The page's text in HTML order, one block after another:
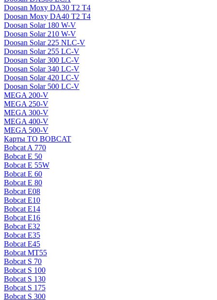
Doosan Moxy DA30 T2 T4
Doosan Moxy DA40 T2 T4
Doosan Solar 180 W-V
Doosan Solar 210 W-V
Doosan Solar 225 NLC-V
Doosan Solar 255 LC-V
Doosan Solar 300 LC-V
Doosan Solar 340 LC-V
Doosan Solar 420 LC-V
Doosan Solar 500 LC-V
MEGA 200-V
MEGA 250-V
MEGA 300-V
MEGA 400-V
MEGA 500-V
Карты ТО BOBCAT
Bobcat A 770
Bobcat E 50
Bobcat E 55W
Bobcat E 60
Bobcat E 80
Bobcat E08
Bobcat E10
Bobcat E14
Bobcat E16
Bobcat E32
Bobcat E35
Bobcat E45
Bobcat MT55
Bobcat S 70
Bobcat S 100
Bobcat S 130
Bobcat S 175
Bobcat S 300